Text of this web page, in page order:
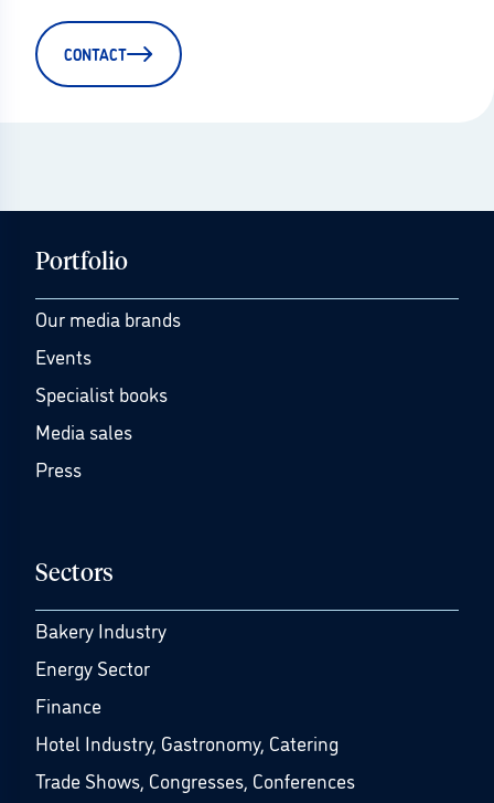
CONTACT
Portfolio
Our media brands
Events
Specialist books
Media sales
Press
Sectors
Bakery Industry
Energy Sector
Finance
Hotel Industry, Gastronomy, Catering
Trade Shows, Congresses, Conferences